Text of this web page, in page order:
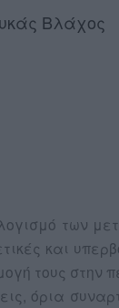
Βλάχος
των
και
τους στην
όρια